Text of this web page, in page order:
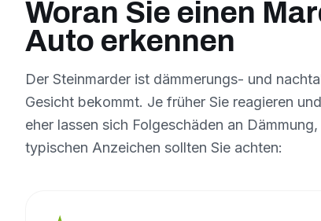
Woran Sie einen
Auto erkennen
Der Steinmarder ist dämmerungs- und
Gesicht bekommt. Je früher Sie reagieren
eher lassen sich Folgeschäden an
typischen Anzeichen sollten Sie achten: